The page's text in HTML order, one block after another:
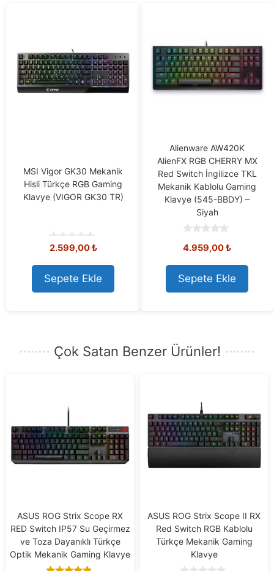
MSI Vigor GK30 Mekanik
Hisli Türkçe RGB Gaming
Klavye (VIGOR GK30 TR)
0
u
t
o
f
2.599,00₺
Sepete Ekle
Alienware AW420K
AlienFX RGB CHERRY MX
Red Switch İngilizce TKL
Mekanik Kablolu Gaming
Klavye (545-BBDY) –
Siyah
o
t
o
f
5
4.959,00₺
Sepete Ekle
Çok Satan Benzer Ürünler!
ASUS ROG Strix Scope RX
RED Switch IP57 Su Geçirmez
ve Toza Dayanıklı Türkçe
Optik Mekanik Gaming Klavye
ASUS ROG Strix Scope II RX
Red Switch RGB Kablolu
Türkçe Mekanik Gaming
Klavye